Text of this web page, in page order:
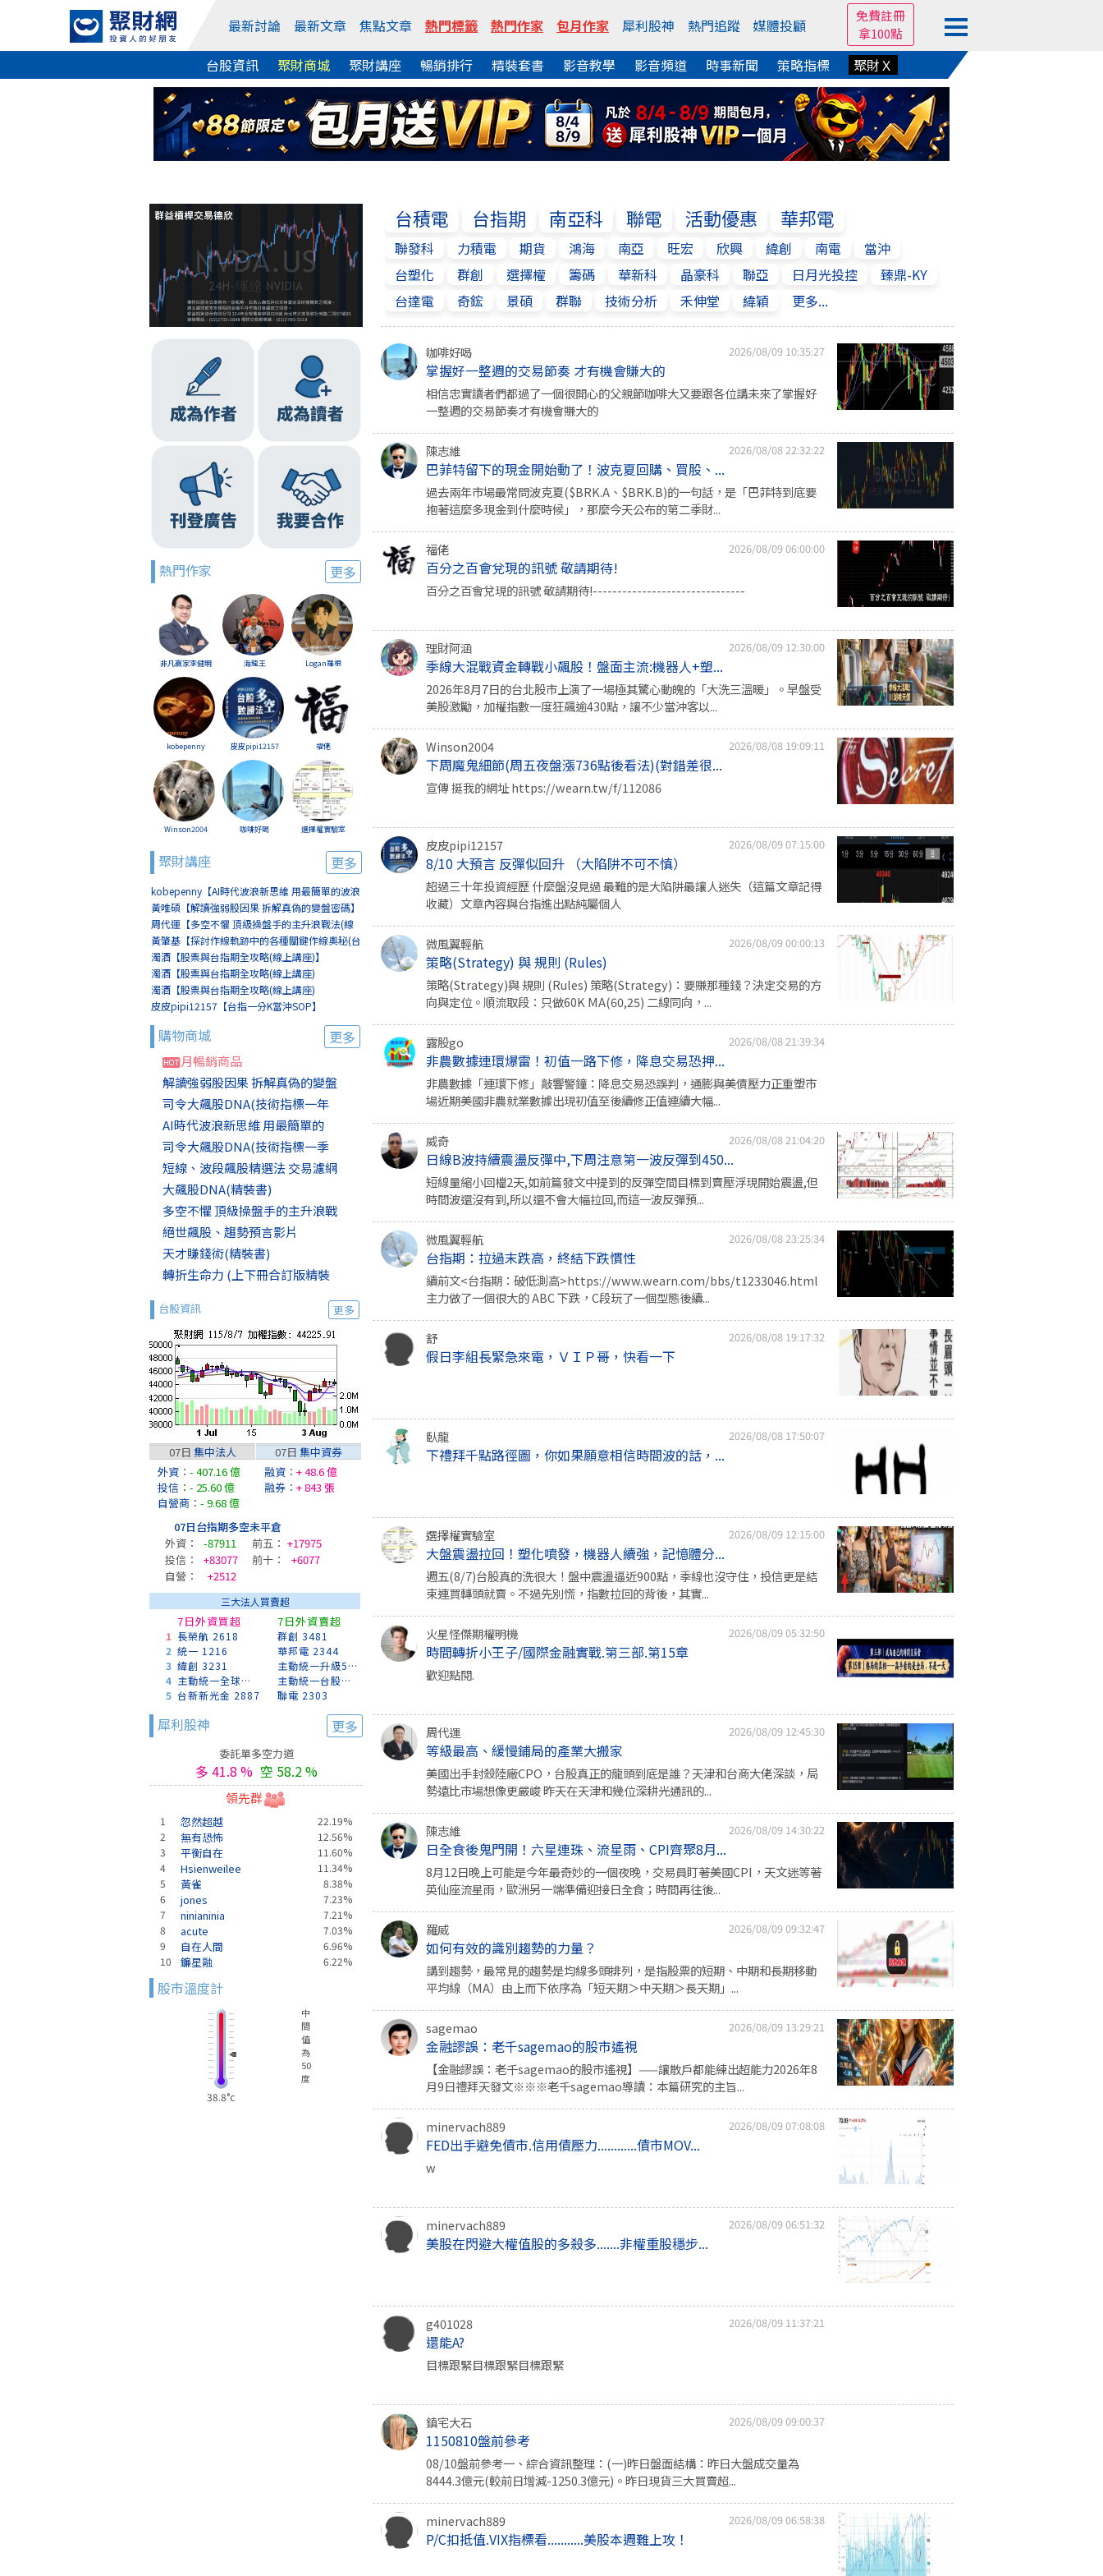
最新討論 最新文章 焦點文章 熱門標籤 熱門作家 包月作家 犀利股神 熱門追蹤 媒體投顧
免費註冊
拿100點
台股資訊 聚財商城 聚財講座 暢銷排行 精裝套書 影音教學 影音頻道 時事新聞 策略指標 聚財Ｘ
熱門作家 更多
非凡贏家李健明 海龍王 Logan羅根
kobepenny 皮皮pipi12157 福佬
Winson2004 咖啡好喝 選擇權實驗室
聚財講座 更多
kobepenny【AI時代波浪新思維 用最簡單的波浪
賺最簡單的錢(線上講座)】
黃唯碩【解讀強弱股因果 拆解真偽的變盤密碼】
周代運【多空不懼 頂級操盤手的主升浪戰法(線
上講座)】
黃肇基【探討作線軌跡中的各種關鍵作線奧秘(台
北)】
濁酒【股票與台指期全攻略(線上講座)】
濁酒【股票與台指期全攻略(線上講座)
(8/2+8/9)】
濁酒【股票與台指期全攻略(線上講座)
(8/16+8/23)】
皮皮pipi12157【台指一分K當沖SOP】
購物商城 更多
月暢銷商品
解讀強弱股因果 拆解真偽的變盤
司令大飆股DNA(技術指標一年
AI時代波浪新思維 用最簡單的
司令大飆股DNA(技術指標一季
短線、波段飆股精選法 交易濾網
大飆股DNA(精裝書)
多空不懼 頂級操盤手的主升浪戰
絕世飆股、趨勢預言影片
天才賺錢術(精裝書)
轉折生命力 (上下冊合訂版精裝
台股資訊 更多
07日 集中法人
外資 ： - 407.16 億
投信 ： - 25.60 億
自營商 ： - 9.68 億
07日 集中資券
融資 ： + 48.6 億
融券 ： + 843 張
07日台指期多空未平倉
外資：
-87911 前五： +17975
投信：
+83077 前十：
+6077
自營：
+2512
三大法人買賣超
1
2
3
4
5
7日外資買超
長榮航 2618
統一 1216
緯創 3231
主動統一全球創新 00988A
台新新光金 2887
7日外資賣超
群創 3481
華邦電 2344
主動統一升級50 00403A
主動統一台股增長 00981A
聯電 2303
犀利股神 更多
委託單多空力道
多 41.8 % 空 58.2 %
領先群
1 忽然超越
22.19%
2
無有恐怖
12.56%
3
平衡自在
11.60%
4
Hsienweilee
11.34%
5
黃雀
8.38%
6
jones
7.23%
7
ninianinia
7.21%
8
acute
7.03%
9
自在人間
6.96%
10
鐮星融 6.22%
股市溫度計
中
間
值
為
50
度
38.8°c
台積電 台指期 南亞科 聯電 活動優惠 華邦電
聯發科 力積電 期貨 鴻海 南亞 旺宏 欣興 緯創 南電
當沖
台塑化
群創 選擇權 籌碼 華新科 晶豪科 聯亞 日月光投控
臻鼎-KY
台達電
奇鋐 景碩 群聯 技術分析 禾伸堂 緯穎 更多...
咖啡好喝 2026/08/09 10:35:27
掌握好一整週的交易節奏 才有機會賺大的
相信忠實讀者們都過了一個很開心的父親節咖啡大又要跟各位講未來了掌握好
一整週的交易節奏才有機會賺大的
陳志維 2026/08/08 22:32:22
巴菲特留下的現金開始動了！波克夏回購、買股、...
過去兩年市場最常問波克夏($BRK.A、$BRK.B)的一句話，是「巴菲特到底要
抱著這麼多現金到什麼時候」，那麼今天公布的第二季財...
福佬 2026/08/09 06:00:00
百分之百會兌現的訊號 敬請期待!
百分之百會兌現的訊號 敬請期待!-------------------------------
理財阿涵 2026/08/09 12:30:00
季線大混戰資金轉戰小飆股！盤面主流:機器人+塑...
2026年8月7日的台北股市上演了一場極其驚心動魄的「大洗三溫暖」。早盤受
美股激勵，加權指數一度狂飆逾430點，讓不少當沖客以...
Winson2004 2026/08/08 19:09:11
下周魔鬼細節(周五夜盤漲736點後看法)(對錯差很...
宣傳 挺我的網址 https://wearn.tw/f/112086
皮皮pipi12157 2026/08/09 07:15:00
8/10 大預言 反彈似回升 （大陷阱不可不慎）
超過三十年投資經歷 什麼盤沒見過 最難的是大陷阱最讓人迷失（這篇文章記得
收藏）文章內容與台指進出點純屬個人
微風翼輕航 2026/08/09 00:00:13
策略(Strategy) 與 規則 (Rules)
策略(Strategy)與 規則 (Rules) 策略(Strategy)：要賺那種錢？決定交易的方
向與定位。順流取段：只做60K MA(60,25) 二線同向，...
露股go 2026/08/08 21:39:34
非農數據連環爆雷！初值一路下修，降息交易恐押...
非農數據「連環下修」敲響警鐘：降息交易恐誤判，通膨與美債壓力正重塑市
場近期美國非農就業數據出現初值至後續修正值連續大幅...
威奇 2026/08/08 21:04:20
日線B波持續震盪反彈中,下周注意第一波反彈到450...
短線量縮小回檔2天,如前篇發文中提到的反彈空間目標到賣壓浮現開始震盪,但
時間波還沒有到,所以還不會大幅拉回,而這一波反彈預...
微風翼輕航 2026/08/08 23:25:34
台指期：拉過末跌高，終結下跌慣性
續前文<台指期：破低測高>https://www.wearn.com/bbs/t1233046.html
主力做了一個很大的 ABC 下跌，C段玩了一個型態後續...
舒 2026/08/08 19:17:32
假日李組長緊急來電，ＶＩＰ哥，快看一下
臥龍 2026/08/08 17:50:07
下禮拜千點路徑圖，你如果願意相信時間波的話，...
選擇權實驗室 2026/08/09 12:15:00
大盤震盪拉回！塑化噴發，機器人續強，記憶體分...
週五(8/7)台股真的洗很大！盤中震盪逼近900點，季線也沒守住，投信更是結
束連買轉頭就賣。不過先別慌，指數拉回的背後，其實...
火星怪傑期權明機 2026/08/09 05:32:50
時間轉折小王子/國際金融實戰.第三部.第15章
歡迎點閱.
周代運 2026/08/09 12:45:30
等級最高、緩慢鋪局的產業大搬家
美國出手封殺陸廠CPO，台股真正的龍頭到底是誰？天津和台商大佬深談，局
勢遠比市場想像更嚴峻 昨天在天津和幾位深耕光通訊的...
陳志維 2026/08/09 14:30:22
日全食後鬼門開！六星連珠、流星雨、CPI齊聚8月...
8月12日晚上可能是今年最奇妙的一個夜晚，交易員盯著美國CPI，天文迷等著
英仙座流星雨，歐洲另一端準備迎接日全食；時間再往後...
羅威 2026/08/09 09:32:47
如何有效的識別趨勢的力量？
講到趨勢，最常見的趨勢是均線多頭排列，是指股票的短期、中期和長期移動
平均線（MA）由上而下依序為「短天期＞中天期＞長天期」...
sagemao 2026/08/09 13:29:21
金融謬誤：老千sagemao的股市遙視
【金融謬誤：老千sagemao的股市遙視】——讓散戶都能練出超能力2026年8
月9日禮拜天發文※※※老千sagemao導讀：本篇研究的主旨...
minervach889 2026/08/09 07:08:08
FED出手避免債市.信用債壓力............債市MOV...
w
minervach889 2026/08/09 06:51:32
美股在閃避大權值股的多殺多.......非權重股穩步...
g401028 2026/08/09 11:37:21
還能A?
目標跟緊目標跟緊目標跟緊
鎮宅大石 2026/08/09 09:00:37
1150810盤前參考
08/10盤前參考一、綜合資訊整理：(一)昨日盤面結構：昨日大盤成交量為
8444.3億元(較前日增減-1250.3億元)。昨日現貨三大買賣超...
minervach889 2026/08/09 06:58:38
P/C扣抵值.VIX指標看...........美股本週難上攻！